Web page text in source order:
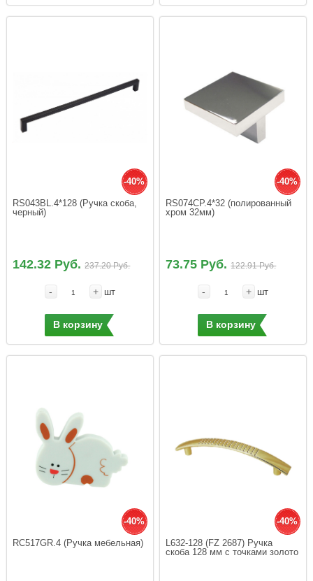
-40%
RS043BL.4*128 (Ручка скоба,
черный)
142.32 Руб.237.20 Руб.
- + шт
В корзину
-40%
RS074CP.4*32 (полированный
хром 32мм)
73.75 Руб.122.91 Руб.
- + шт
В корзину
-40%
RC517GR.4 (Ручка мебельная)
-40%
L632-128 (FZ 2687) Ручка
скоба 128 мм с точками золото